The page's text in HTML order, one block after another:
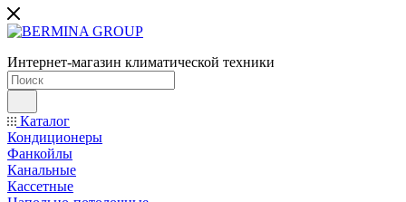
Интернет-магазин климатической техники
Каталог
Кондиционеры
Фанкойлы
Канальные
Кассетные